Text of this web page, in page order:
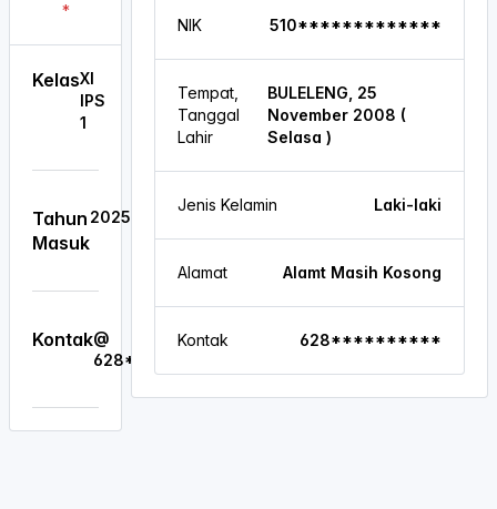
*
KelasXI
IPS
1
Tahun
Masuk
2025
Kontak@
628**********
NIK 510*************
Tempat,
Tanggal
Lahir
BULELENG, 25
November 2008 (
Selasa )
Jenis Kelamin Laki-laki
Alamat Alamt Masih Kosong
Kontak 628**********